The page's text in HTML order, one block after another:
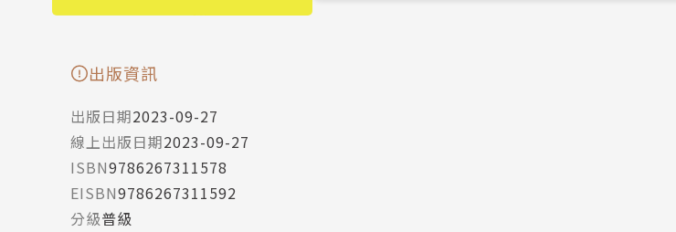
出版資訊
出版日期2023-09-27
線上出版日期2023-09-27
ISBN9786267311578
EISBN9786267311592
分級普級